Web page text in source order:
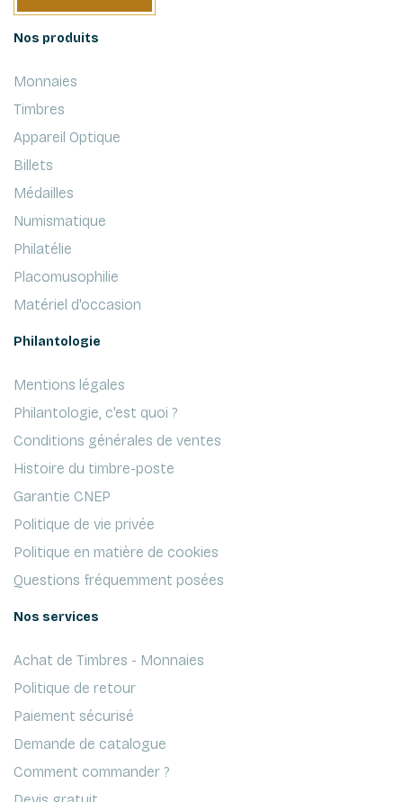
Nos produits
Monnaies
Timbres
Appareil Optique
Billets
Médailles
Numismatique
Philatélie
Placomusophilie
Matériel d'occasion
Philantologie
Mentions légales
Philantologie, c'est quoi ?
Conditions générales de ventes
Histoire du timbre-poste
Garantie CNEP
Politique de vie privée
Politique en matière de cookies
Questions fréquemment posées
Nos services
Achat de Timbres - Monnaies
Politique de retour
Paiement sécurisé
Demande de catalogue
Comment commander ?